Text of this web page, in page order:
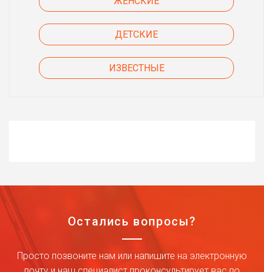
ДЕТСКИЕ
ИЗВЕСТНЫЕ
Остались вопросы?
Просто позвоните нам или напишите на электронную